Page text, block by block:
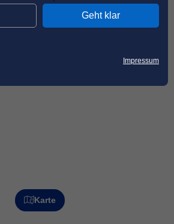
Geht klar
Impressum
Karte